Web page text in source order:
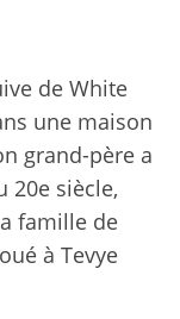
de White
une maison
grand-père a
20e siècle,
famille de
à Tevye